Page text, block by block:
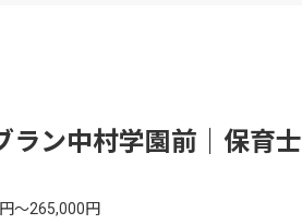
ラン中村学園前｜保育士
〜265,000円